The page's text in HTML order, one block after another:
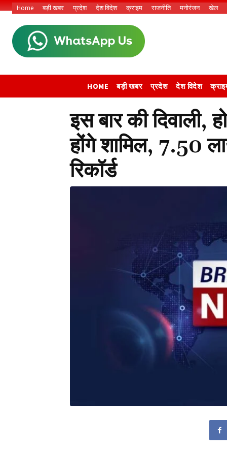
Home बड़ी खबर प्रदेश देश विदेश क्राइम राजनीति मनोरंजन खेल
HOME बड़ी खबर प्रदेश देश विदेश
इस बार की दिवाली,
होंगे शामिल, 7.50
रिकॉर्ड